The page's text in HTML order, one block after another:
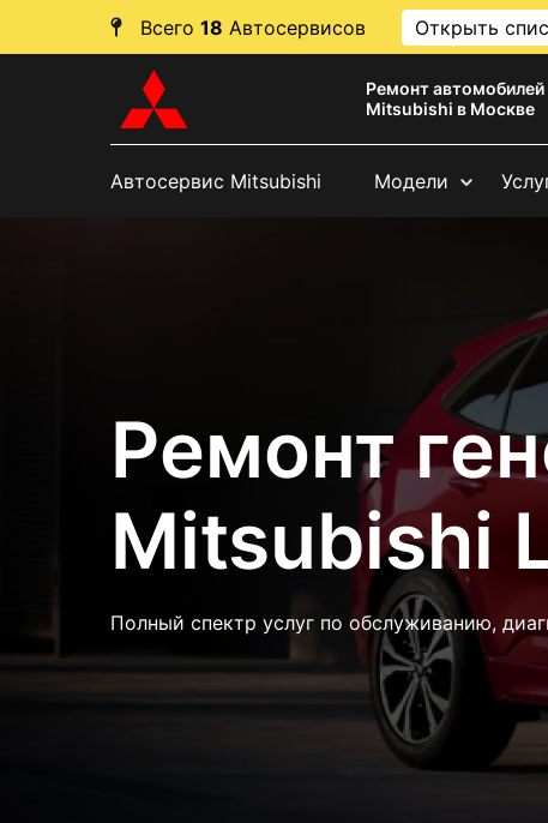
Всего 18 Автосервисов Открыть
Ремонт автомобилей
Mitsubishi в Москве
Автосервис Mitsubishi Модели
Ремонт
Mitsubishi
Полный спектр услуг по обслуживанию,